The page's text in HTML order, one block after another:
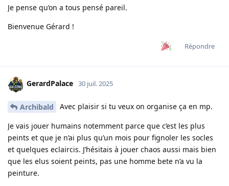
Je pense qu’on a tous pensé pareil.
Bienvenue Gérard !
Répondre
GerardPalace 30 juil. 2025
Archibald Avec plaisir si tu veux on organise ça en mp.
Je vais jouer humains notemment parce que c’est les plus
peints et que je n’ai plus qu’un mois pour fignoler les socles
et quelques eclaircis. J’hésitais à jouer chaos aussi mais bien
que les elus soient peints, pas une homme bete n’a vu la
peinture.